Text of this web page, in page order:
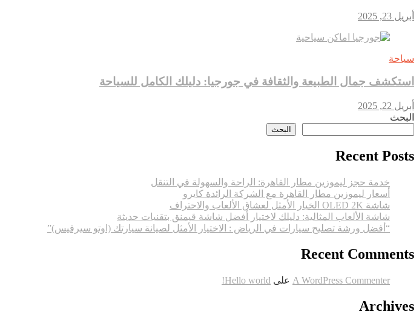
أبريل 23, 2025
سياحة
استكشف جمال الطبيعة والثقافة في جورجيا: دليلك الكامل للسياحة
أبريل 22, 2025
البحث
البحث
Recent Posts
خدمة حجز ليموزين مطار القاهرة: الراحة والسهولة في التنقل
أسعار ليموزين مطار القاهرة مع الشركة الرائدة كايرو
شاشة OLED 2K الخيار الأمثل لعشاق الألعاب والاحتراف
شاشة الألعاب المثالية: دليلك لاختيار أفضل شاشة قيمنق بتقنيات حديثة
“أفضل ورشة تصليح سيارات في الرياض : الاختيار الأمثل لصيانة سيارتك (اوتو سيرفيس)”
Recent Comments
A WordPress Commenter على Hello world!
Archives